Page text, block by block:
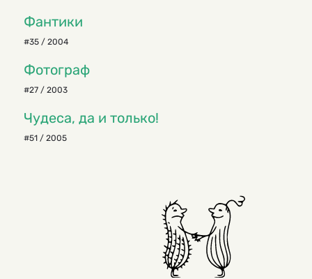
Фантики
#35 / 2004
Фотограф
#27 / 2003
Чудеса, да и только!
#51 / 2005